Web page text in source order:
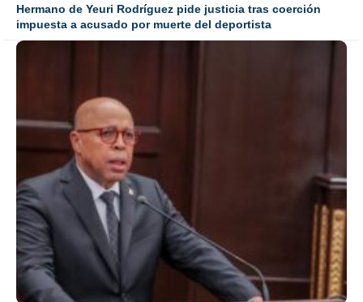
Hermano de Yeuri Rodríguez pide justicia tras coerción
impuesta a acusado por muerte del deportista